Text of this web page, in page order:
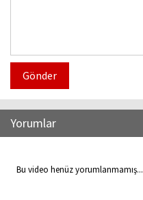
Gönder
Yorumlar
Bu video henüz yorumlanmamış...